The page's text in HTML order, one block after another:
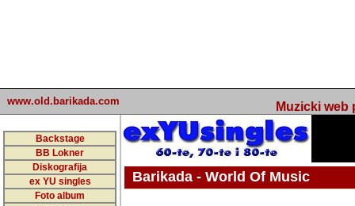
www.old.barikada.com Muzicki web
Backstage
BB Lokner
Diskografija
ex YU singles
Foto album
Barikada - World Of Music